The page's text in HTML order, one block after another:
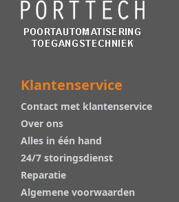
Klantenservice
Contact met klantenservice
Over ons
Alles in één hand
24/7 storingsdienst
Reparatie
Algemene voorwaarden